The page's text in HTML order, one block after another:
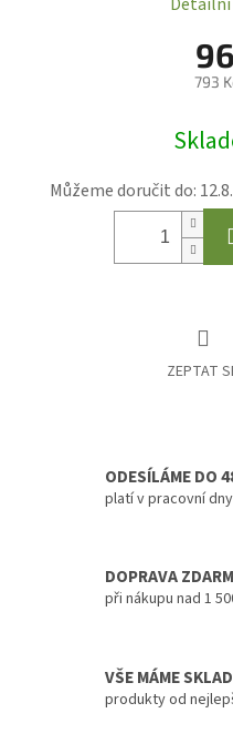
793
Můžeme doručit do:
ZEPTAT
ODESÍLÁME DO
platí v pracovní dny
DOPRAVA
při nákupu nad 1
VŠE MÁME
produkty od